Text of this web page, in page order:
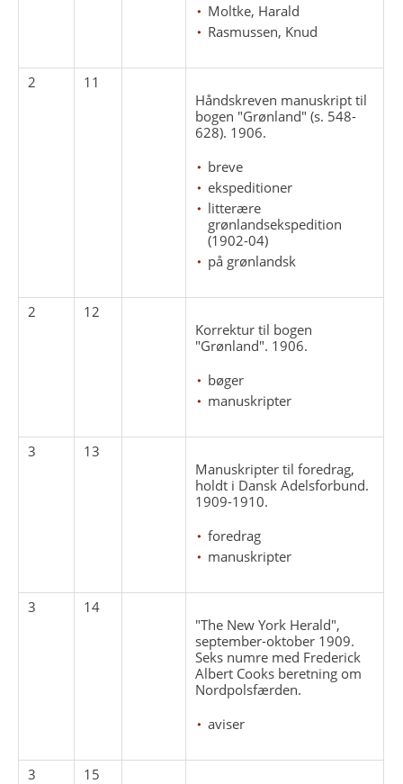
Moltke, Harald
Rasmussen, Knud
2
11
Håndskreven manuskript til
bogen "Grønland" (s. 548-
628). 1906.
breve
ekspeditioner
litterære
grønlandsekspedition
(1902-04)
på grønlandsk
2
12
Korrektur til bogen
"Grønland". 1906.
bøger
manuskripter
3
13
Manuskripter til foredrag,
holdt i Dansk Adelsforbund.
1909-1910.
foredrag
manuskripter
3
14
"The New York Herald",
september-oktober 1909.
Seks numre med Frederick
Albert Cooks beretning om
Nordpolsfærden.
aviser
3
15